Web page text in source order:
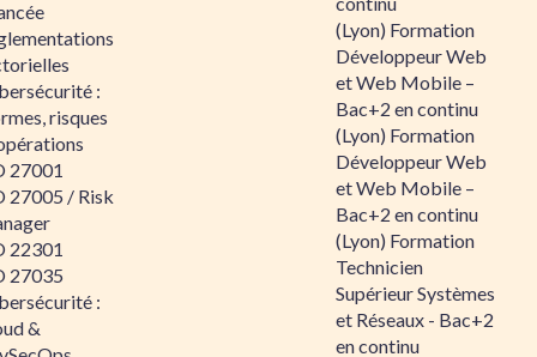
:
risques
27001
27005 / Risk
22301
27035
:
&
(Lyon) Formation
Développeur Web
et Web Mobile –
Bac+2 en continu
(Lyon) Formation
Développeur Web
et Web Mobile –
Bac+2 en continu
(Lyon) Formation
Technicien
Supérieur Systèmes
et Réseaux - Bac+2
en continu